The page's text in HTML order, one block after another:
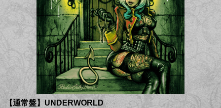
【通常盤】UNDERWORLD